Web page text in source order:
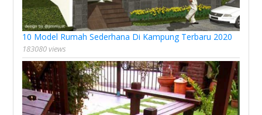
10 Model Rumah Sederhana Di Kampung Terbaru 2020
183080 views